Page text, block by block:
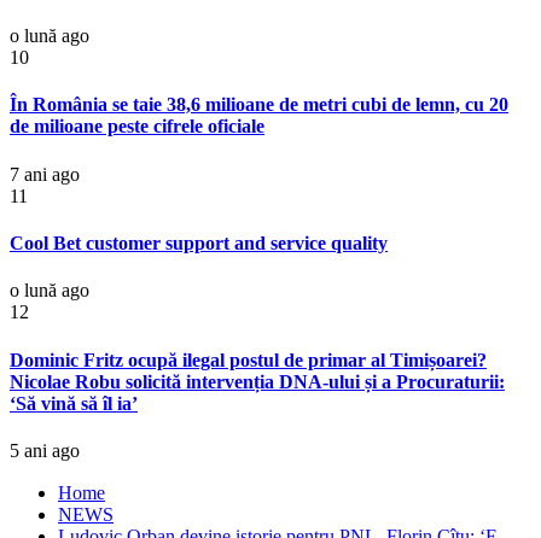
o lună ago
10
În România se taie 38,6 milioane de metri cubi de lemn, cu 20
de milioane peste cifrele oficiale
7 ani ago
11
Cool Bet customer support and service quality
o lună ago
12
Dominic Fritz ocupă ilegal postul de primar al Timișoarei?
Nicolae Robu solicită intervenția DNA-ului și a Procuraturii:
‘Să vină să îl ia’
5 ani ago
Home
NEWS